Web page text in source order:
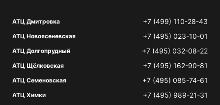
АТЦ Дмитровка +7 (499) 110-28-43
АТЦ Новоясеневская +7 (495) 023-10-01
АТЦ Долгопрудный +7 (495) 032-08-22
АТЦ Щёлковская +7 (495) 162-90-81
АТЦ Семеновская +7 (495) 085-74-61
АТЦ Химки +7 (495) 989-21-31